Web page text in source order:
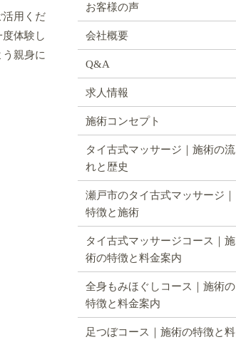
活用くだ
体験し
親身に
お客様の声
会社概要
Q&A
求人情報
施術コンセプト
タイ古式マッサージ｜施術の流
れと歴史
瀬戸市のタイ古式マッサージ｜
特徴と施術
タイ古式マッサージコース｜施
術の特徴と料金案内
全身もみほぐしコース｜施術の
特徴と料金案内
足つぼコース｜施術の特徴と料